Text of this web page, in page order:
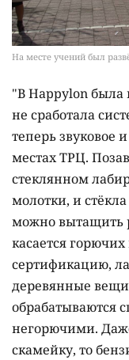
На месте учений был
"В Happylon
не сработала
теперь звуковое
местах ТРЦ.
стеклянном
молотки, и
можно вытащить
касается
сертификацию,
деревянные
обрабатываются
негорючими.
скамейку, то